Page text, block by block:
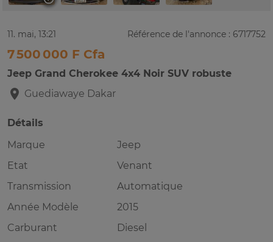
11. mai, 13:21 Référence de l'annonce : 6717752
7 500 000 F Cfa
Jeep Grand Cherokee 4x4 Noir SUV robuste
Guediawaye Dakar
Détails
Marque
Jeep
Etat
Venant
Transmission
Automatique
Année Modèle
2015
Carburant
Diesel